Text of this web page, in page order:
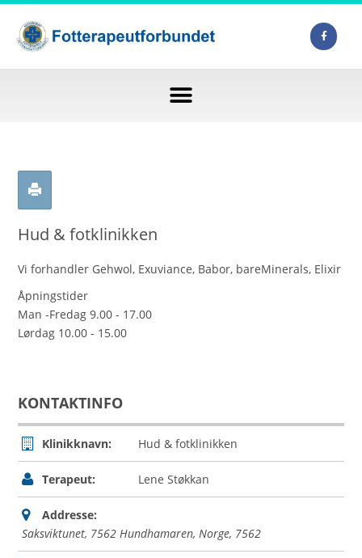
Hud & fotklinikken
Vi forhandler Gehwol, Exuviance, Babor, bareMinerals, Elixir
Åpningstider
Man -Fredag 9.00 - 17.00
Lørdag 10.00 - 15.00
KONTAKTINFO
Klinikknavn: Hud & fotklinikken
Terapeut: Lene Støkkan
Addresse:
Saksviktunet, 7562 Hundhamaren, Norge, 7562